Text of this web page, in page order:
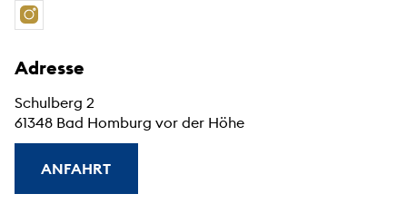
Adresse
Schulberg 2
61348 Bad Homburg vor der Höhe
ANFAHRT